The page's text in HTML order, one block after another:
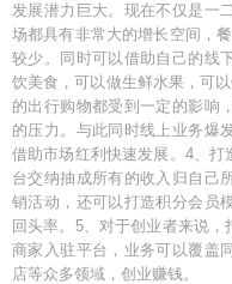
发展潜力巨大。现在不仅是一
场都具有非常大的增长空间，
较少。同时可以借助自己的线
饮美食，可以做生鲜水果，可
的出行购物都受到一定的影响
的压力。与此同时线上业务爆
借助市场红利快速发展。4、
台交纳抽成所有的收入归自己
销活动，还可以打造积分会员
回头率。5、对于创业者来说
商家入驻平台，业务可以覆盖
店等众多领域，创业赚钱。